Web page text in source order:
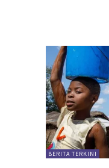
BERITA TERKINI